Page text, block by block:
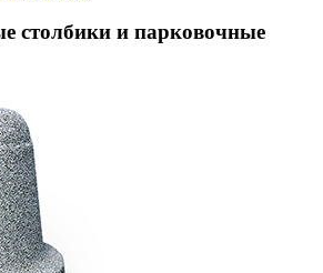
столбики и парковочные